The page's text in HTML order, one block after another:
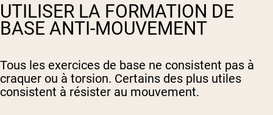
UTILISER LA FORMATION DE
BASE ANTI-MOUVEMENT
Tous les exercices de base ne consistent pas à
craquer ou à torsion. Certains des plus utiles
consistent à résister au mouvement.